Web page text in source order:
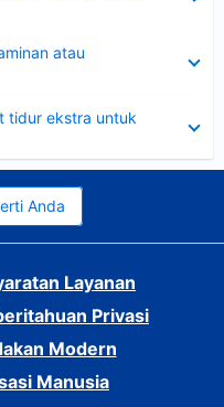
atau
tidur ekstra untuk
Anda
Layanan
Privasi
Modern
Manusia